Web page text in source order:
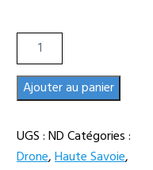
quantité
de
Hyperlapse
drone
la
Ajouter au panier
UGS :NDCatégories :
Drone,Haute Savoie,